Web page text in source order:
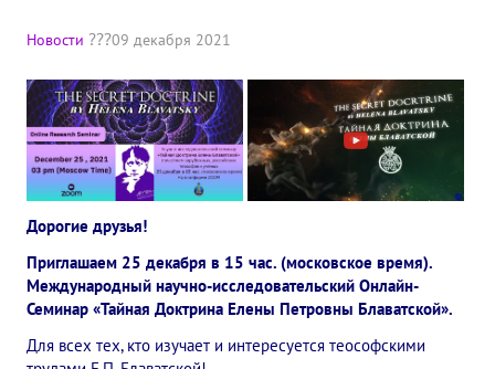
ПРОЕКТЫ
🌟 Детский проект «БЕЛЫЕ ЯГУАРЫ»
✔️ Заказать мероприятие
✔️ Заказать Семинар
✔️ Заказать книги/журналы
Международный научно-исследовательский Центр, им. Е.П.
Новости 09 декабря 2021
Дорогие друзья!
Приглашаем 25 декабря в 15 час. (московское время).
Международный научно-исследовательский Онлайн-
Семинар «Тайная Доктрина Елены Петровны Блаватской».
Для всех тех, кто изучает и интересуется теософскими